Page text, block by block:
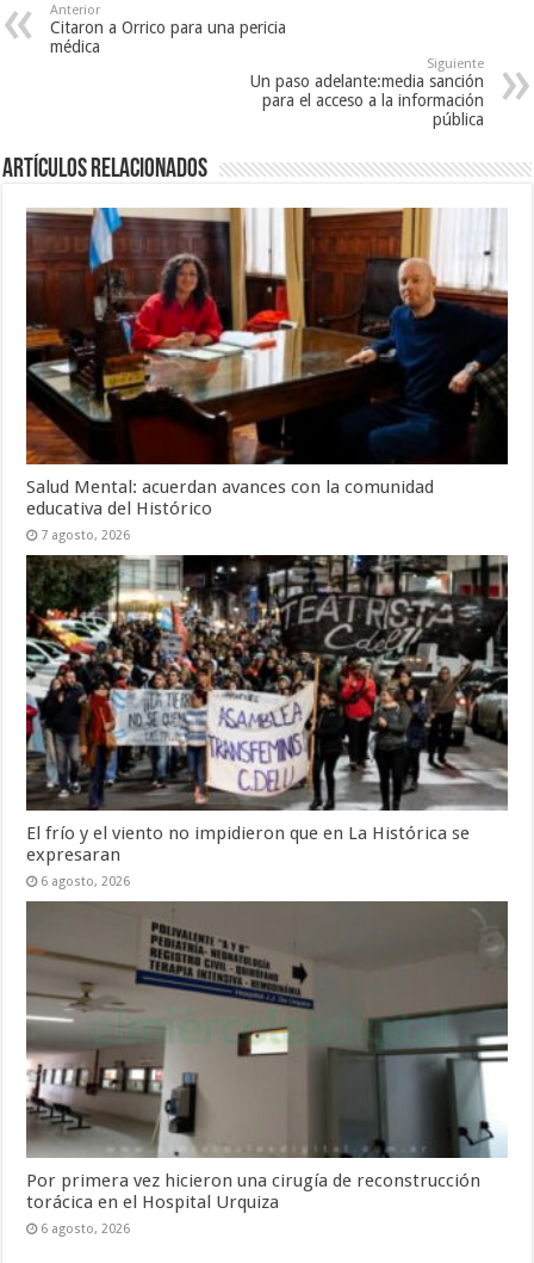
Anterior
Citaron a Orrico para una pericia
médica
Siguiente
Un paso adelante:media sanción
para el acceso a la información
pública
Artículos Relacionados
Salud Mental: acuerdan avances con la comunidad
educativa del Histórico
7 agosto, 2026
El frío y el viento no impidieron que en La Histórica se
expresaran
6 agosto, 2026
Por primera vez hicieron una cirugía de reconstrucción
torácica en el Hospital Urquiza
6 agosto, 2026